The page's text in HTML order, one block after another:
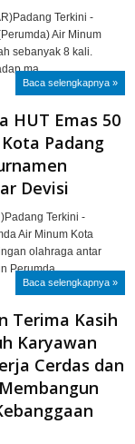
Terkini -
Air Minum
sebanyak 8 kali.
ma…
Baca selengkapnya »
HUT Emas 50
Padang
Devisi
Terkini -
Air Minum Kota
olahraga antar
Perumda…
Baca selengkapnya »
Terima Kasih
Karyawan
Cerdas dan